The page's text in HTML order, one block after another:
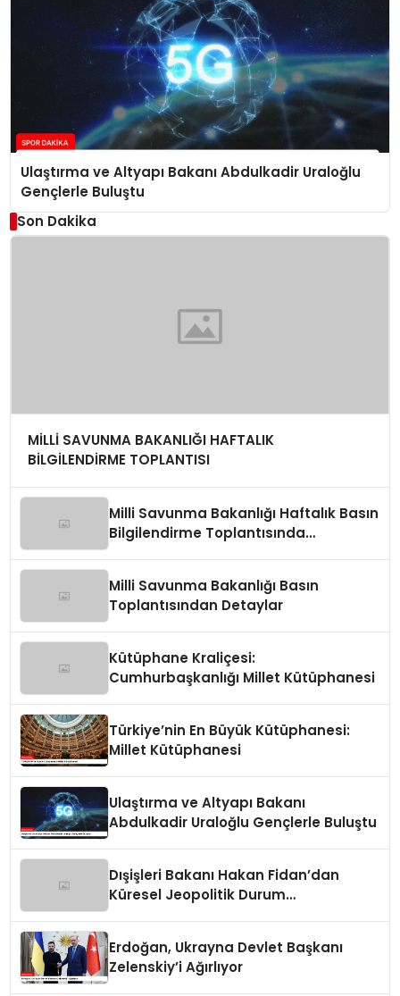
Ulaştırma ve Altyapı Bakanı Abdulkadir Uraloğlu
Gençlerle Buluştu
Son Dakika
MİLLİ SAVUNMA BAKANLIĞI HAFTALIK
BİLGİLENDİRME TOPLANTISI
Milli Savunma Bakanlığı Haftalık Basın
Bilgilendirme Toplantısında
Milli Savunma Bakanlığı Basın
Toplantısından Detaylar
Kütüphane Kraliçesi:
Cumhurbaşkanlığı Millet Kütüphanesi
Türkiye’nin En Büyük Kütüphanesi:
Millet Kütüphanesi
Ulaştırma ve Altyapı Bakanı
Abdulkadir Uraloğlu Gençlerle Buluştu
Dışişleri Bakanı Hakan Fidan’dan
Küresel Jeopolitik Durum
Erdoğan, Ukrayna Devlet Başkanı
Zelenskiy’i Ağırlıyor